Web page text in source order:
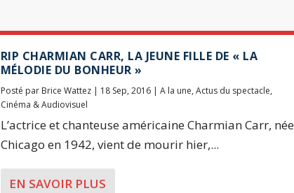
RIP CHARMIAN CARR, LA JEUNE FILLE DE « LA
MÉLODIE DU BONHEUR »
Posté par Brice Wattez| 18 Sep, 2016| A la une, Actus du spectacle,
Cinéma & Audiovisuel
L’actrice et chanteuse américaine Charmian Carr, née
Chicago en 1942, vient de mourir hier,...
EN SAVOIR PLUS